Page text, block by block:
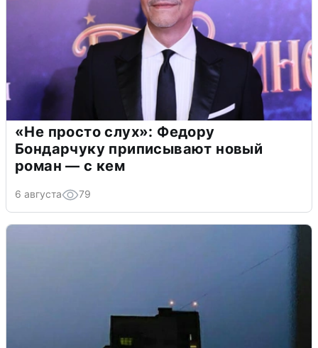
«Не просто слух»: Федору
Бондарчуку приписывают новый
роман — с кем
6 августа 79